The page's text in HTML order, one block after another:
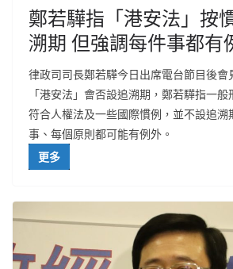
鄭若驊指「港安法」按
溯期 但強調每件事都有
律政司司長鄭若驊今日出席電台節目後會
「港安法」會否設追溯期，鄭若驊指一
符合人權法及一些國際慣例，並不設追溯
事、每個原則都可能有例外。
更多